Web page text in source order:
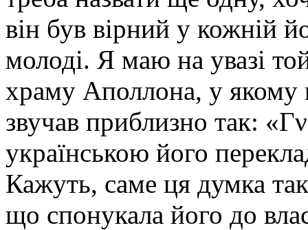
він був вірний у кожній
молоді. Я маю на увазі
храму Аполлона, у якому
звучав приблизно так:
українською його
Кажуть, саме ця думка
що спонукала його до